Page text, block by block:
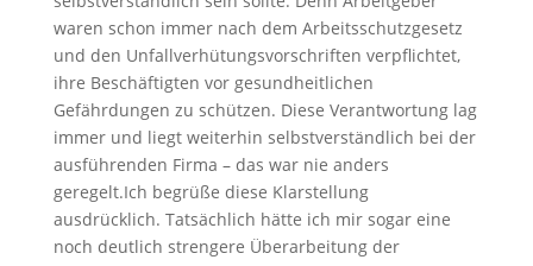
waren schon immer nach dem Arbeitsschutzgesetz
und den Unfallverhütungsvorschriften verpflichtet,
ihre Beschäftigten vor gesundheitlichen
Gefährdungen zu schützen. Diese Verantwortung lag
immer und liegt weiterhin selbstverständlich bei der
ausführenden Firma – das war nie anders
geregelt.Ich begrüße diese Klarstellung
ausdrücklich. Tatsächlich hätte ich mir sogar eine
noch deutlich strengere Überarbeitung der